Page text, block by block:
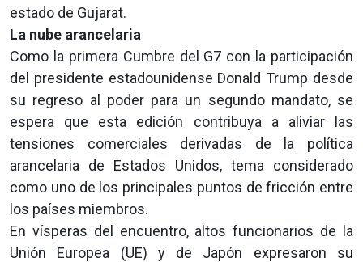
estado de Gujarat.
La nube arancelaria
Como la primera Cumbre del G7 con la participación
del presidente estadounidense Donald Trump desde
su regreso al poder para un segundo mandato, se
espera que esta edición contribuya a aliviar las
tensiones comerciales derivadas de la política
arancelaria de Estados Unidos, tema considerado
como uno de los principales puntos de fricción entre
los países miembros.
En vísperas del encuentro, altos funcionarios de la
Unión Europea (UE) y de Japón expresaron su